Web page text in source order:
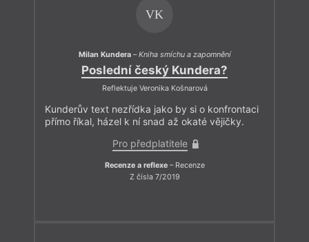
VK
Milan Kundera–Kniha smíchu a zapomnění
Poslední český Kundera?
Reflektuje Veronika Košnarová
Kunderův text nezřídka jako by si o konfrontaci
přímo říkal, házel k ní snad až okaté vějičky.
Pro předplatitele
Recenze a reflexe– Recenze
Z čísla 7/2019